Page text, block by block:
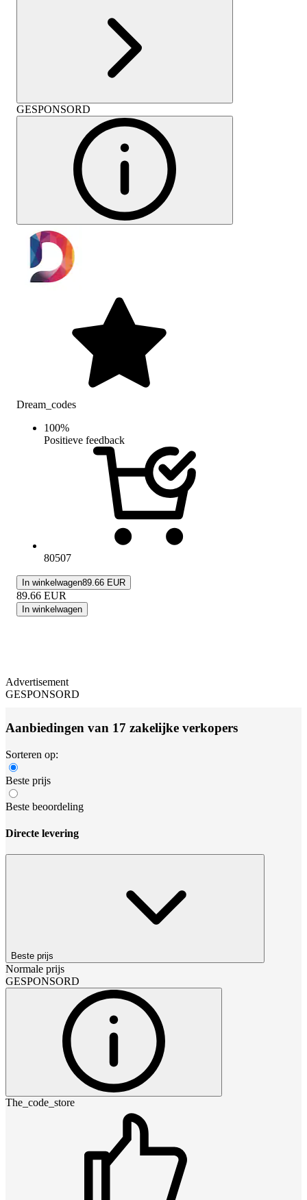
GESPONSORD
Dream_codes
100%
Positieve feedback
80507
In winkelwagen89.66 EUR
89.66 EUR
In winkelwagen
Advertisement
GESPONSORD
Aanbiedingen van 17 zakelijke verkopers
Sorteren op:
Beste prijs
Beste beoordeling
Directe levering
Beste prijs
Normale prijs
GESPONSORD
The_code_store